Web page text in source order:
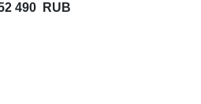
490 RUB